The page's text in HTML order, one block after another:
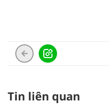
Tin liên quan